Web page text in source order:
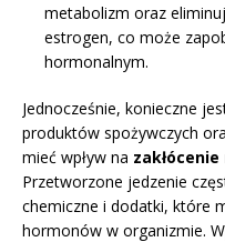
metabolizm oraz
estrogen, co może
hormonalnym.
Jednocześnie, konieczne
produktów spożywczych
mieć wpływ na
Przetworzone jedzenie
chemiczne i dodatki, które
hormonów w organizmie.